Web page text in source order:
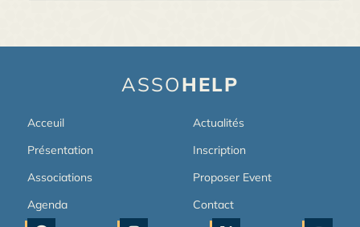
ASSOHELP
Acceuil
Présentation
Associations
Agenda
Actualités
Inscription
Proposer Event
Contact